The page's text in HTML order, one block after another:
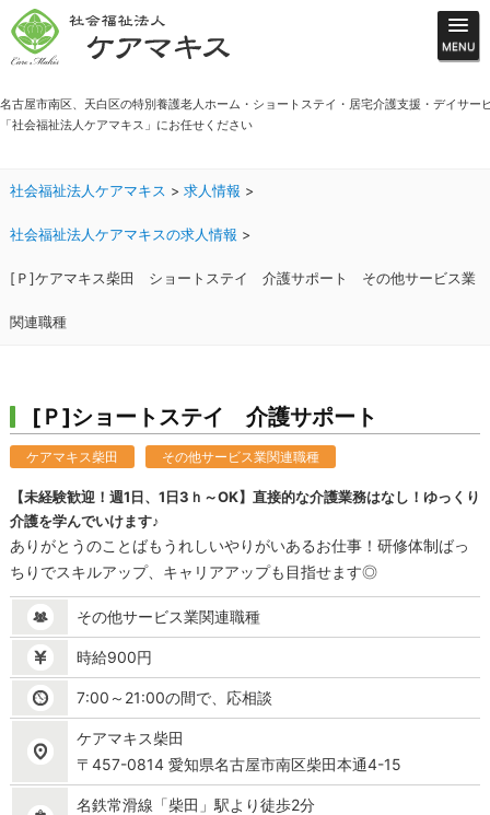
名古屋市南区、天白区の特別養護老人ホーム・ショートステイ・居宅介護支援・デイサー
「社会福祉法人ケアマキス」にお任せください
社会福祉法人ケアマキス > 求人情報 >
社会福祉法人ケアマキスの求人情報 >
[Ｐ]ケアマキス柴田 ショートステイ 介護サポート その他サービス業
関連職種
[Ｐ]ショートステイ 介護サポート
ケアマキス柴田 その他サービス業関連職種
【未経験歓迎！週1日、1日3ｈ～OK】直接的な介護業務はなし！ゆっくり
介護を学んでいけます♪
ありがとうのことばもうれしいやりがいあるお仕事！研修体制ばっ
ちりでスキルアップ、キャリアアップも目指せます◎
その他サービス業関連職種
時給900円
7:00～21:00の間で、応相談
ケアマキス柴田
〒457-0814 愛知県名古屋市南区柴田本通4-15
名鉄常滑線「柴田」駅より徒歩2分